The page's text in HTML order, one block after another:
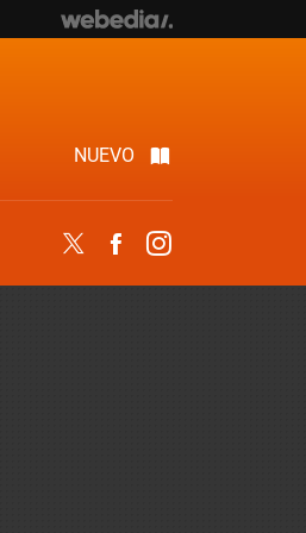
NUEVO
Twitter Facebook